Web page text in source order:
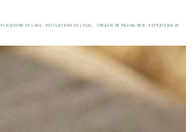
DE LOGO · RETOLACIONS DE LOCAL · CREACIÓ DE PÀGINA WEB · ESTRATÈGIA DE